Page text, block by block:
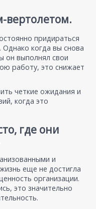
вертолетом.
придираться
Однако когда вы снова
он выполнял свои
работу, это снижает
четкие ожидания и
когда это
где они
и
еще не достигла
организации.
это значительно